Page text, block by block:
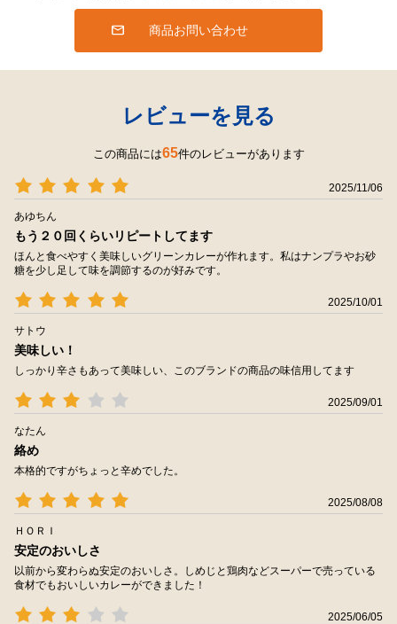
商品お問い合わせ
レビューを見る
この商品には65件のレビューがあります
2025/11/06
あゆちん
もう２０回くらいリピートしてます
ほんと食べやすく美味しいグリーンカレーが作れます。私はナンプラやお砂
糖を少し足して味を調節するのが好みです。
2025/10/01
サトウ
美味しい！
しっかり辛さもあって美味しい、このブランドの商品の味信用してます
2025/09/01
なたん
絡め
本格的ですがちょっと辛めでした。
2025/08/08
ＨＯＲＩ
安定のおいしさ
以前から変わらぬ安定のおいしさ。しめじと鶏肉などスーパーで売っている
食材でもおいしいカレーができました！
2025/06/05